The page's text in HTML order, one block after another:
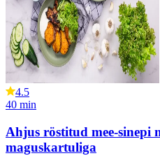
4.5
40 min
Ahjus röstitud mee-sinepi
maguskartuliga